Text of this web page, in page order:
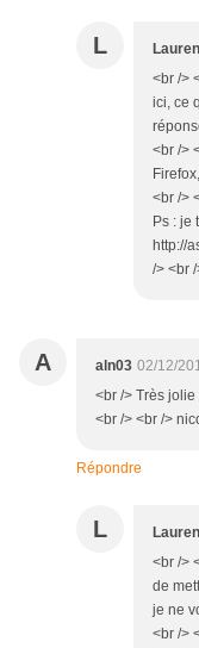
L
<br />
ici, ce
<br />
<br />
Ps : je
http://
/> <br
A aln03 02/12/
<br /> Très
<br /> <br />
Répondre
L
<br />
de
je ne
<br />